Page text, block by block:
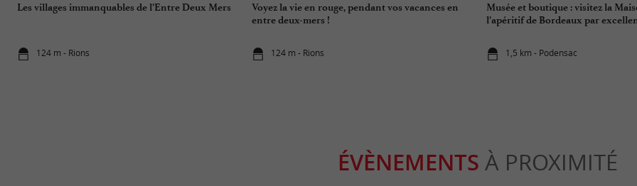
Les villages immanquables de l’Entre Deux Mers
124 m - Rions
Voyez la vie en rouge, pendant vos vacances en
entre deux-mers !
124 m - Rions
Musée et boutique : visitez la
l’apéritif de Bordeaux par
1,5 km - Podensac
ÉVÈNEMENTS À PROXIMITÉ